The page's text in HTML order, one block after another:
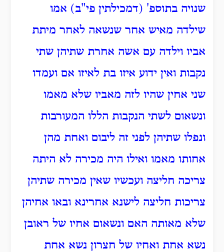
שנויה בתוספ' (דמכילתין פי"ב) אמו
שילדה מאיש אחר שנשאה לאחר מיתת
אביו וילדה עם אשה אחרת שתיהן שתי
נקבות ואין ידוע איזו בת לאיזו אם ועמדו
שני אחין שהיו לזה מאביו שלא מאמו
ונשאום לשתי הנקבות הללו המעורבות
ונפלו שתיהן לפני זה ליבום ואחת מהן
אחותו מאמו ואילו היה מכירה לא היתה
צריכה חליצה ועכשיו שאין מכירה שתיהן
צריכות חליצה לישנא אחרינא ובאו אחיהן
שלא מאותה האם ונשאום אחיו של ראובן
נשא אחת ואחיו של חצרון נשא אחת